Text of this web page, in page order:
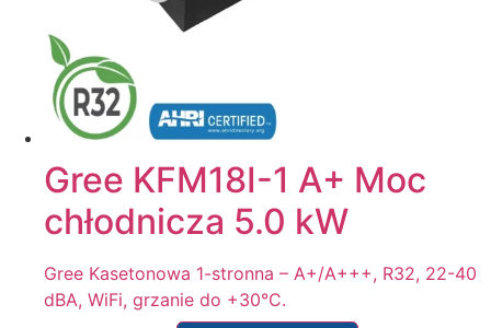
Gree KFM18I-1 A+ Moc
chłodnicza 5.0 kW
Gree Kasetonowa 1-stronna – A+/A+++, R32, 22-40
dBA, WiFi, grzanie do +30°C.